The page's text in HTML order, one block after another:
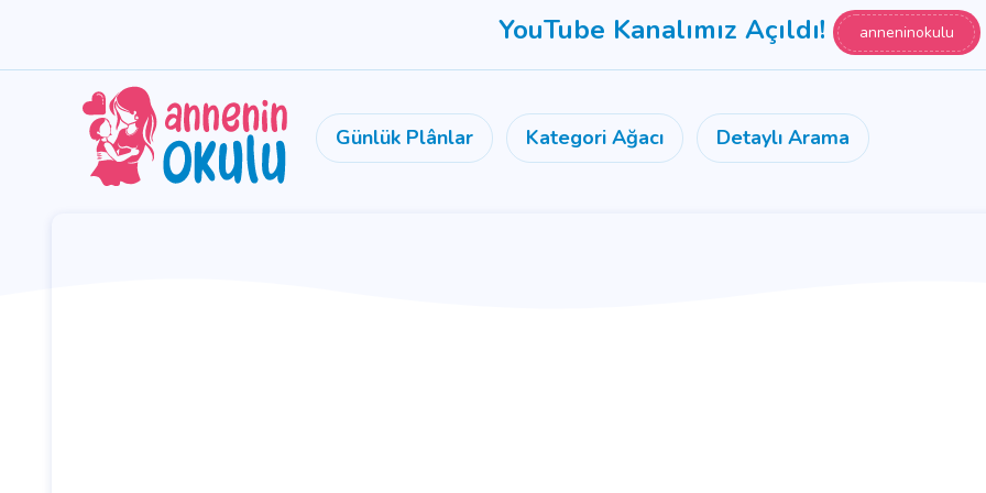
YouTube Kanalımız Açıldı! anneninokulu
Günlük Plânlar Kategori Ağacı Detaylı Arama